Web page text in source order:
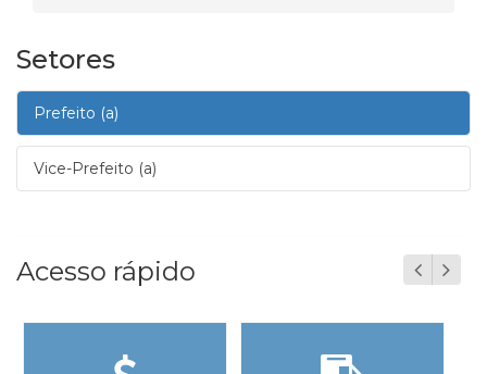
Setores
Prefeito (a)
Vice-Prefeito (a)
Acesso rápido